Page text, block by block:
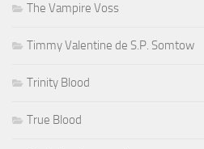
The Vampire Voss
Timmy Valentine de S.P. Somtow
Trinity Blood
True Blood